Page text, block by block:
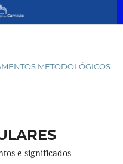
METODOLÓGICOS
e significados